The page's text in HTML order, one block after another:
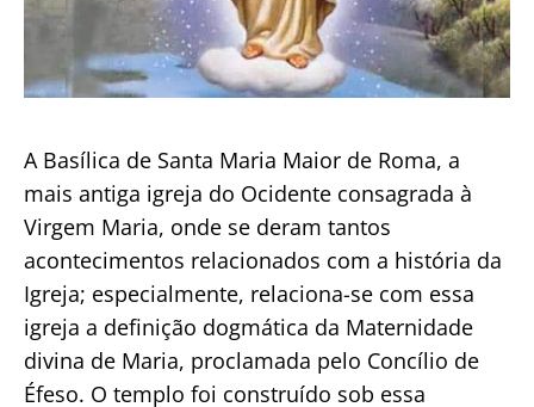
A Basílica de Santa Maria Maior de Roma, a
mais antiga igreja do Ocidente consagrada à
Virgem Maria, onde se deram tantos
acontecimentos relacionados com a história da
Igreja; especialmente, relaciona-se com essa
igreja a definição dogmática da Maternidade
divina de Maria, proclamada pelo Concílio de
Éfeso. O templo foi construído sob essa